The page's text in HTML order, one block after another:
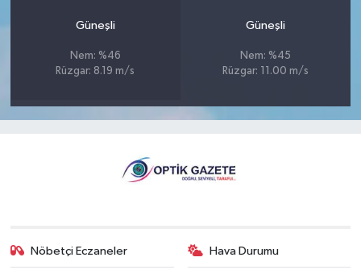
Güneşli
Nem: %46
Rüzgar: 8.19 m/s
Güneşli
Nem: %45
Rüzgar: 11.00 m/s
Nöbetçi Eczaneler Hava Durumu